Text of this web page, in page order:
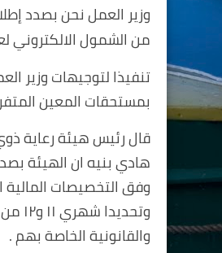
من الشمول الالكتروني لعام ٢٠١٩ للجان الطبية
تنفيذا لتوجيهات وزير
بمستحقات المعين المتفرغ للاعوام ٢٠١٩ و٢٠٢٠ وفق التخصيصات
قال رئيس هيئة رعاية
والقانونية الخاصة بهم .